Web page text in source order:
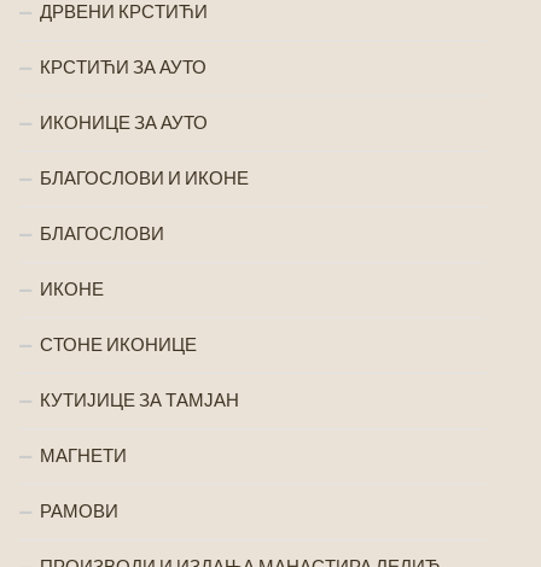
ДРВЕНИ КРСТИЋИ
КРСТИЋИ ЗА АУТО
ИКОНИЦЕ ЗА АУТО
БЛАГОСЛОВИ И ИКОНЕ
БЛАГОСЛОВИ
ИКОНЕ
СТОНЕ ИКОНИЦЕ
КУТИЈИЦЕ ЗА ТАМЈАН
МАГНЕТИ
РАМОВИ